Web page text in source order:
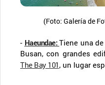
(Foto: Galería de
- Haeundae:Tiene una
Busan, con grandes
The Bay 101, un lugar